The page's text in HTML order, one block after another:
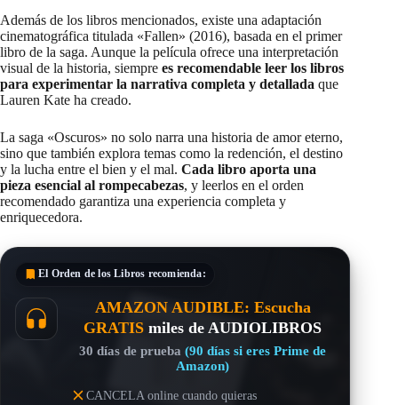
Además de los libros mencionados, existe una adaptación
cinematográfica titulada «Fallen» (2016), basada en el primer
libro de la saga. Aunque la película ofrece una interpretación
visual de la historia, siempre es recomendable leer los libros
para experimentar la narrativa completa y detallada que
Lauren Kate ha creado.
La saga «Oscuros» no solo narra una historia de amor eterno,
sino que también explora temas como la redención, el destino
y la lucha entre el bien y el mal. Cada libro aporta una
pieza esencial al rompecabezas, y leerlos en el orden
recomendado garantiza una experiencia completa y
enriquecedora.
El Orden de los Libros recomienda:
AMAZON AUDIBLE: Escucha
GRATIS miles de AUDIOLIBROS
30 días de prueba(90 días si eres Prime de
Amazon)
CANCELA online cuando quieras